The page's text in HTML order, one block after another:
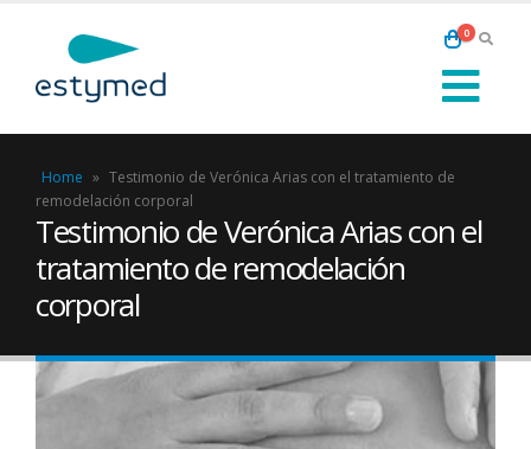
0
Home » Testimonio de Verónica Arias con el tratamiento de
remodelación corporal
Testimonio de Verónica Arias con el
tratamiento de remodelación
corporal